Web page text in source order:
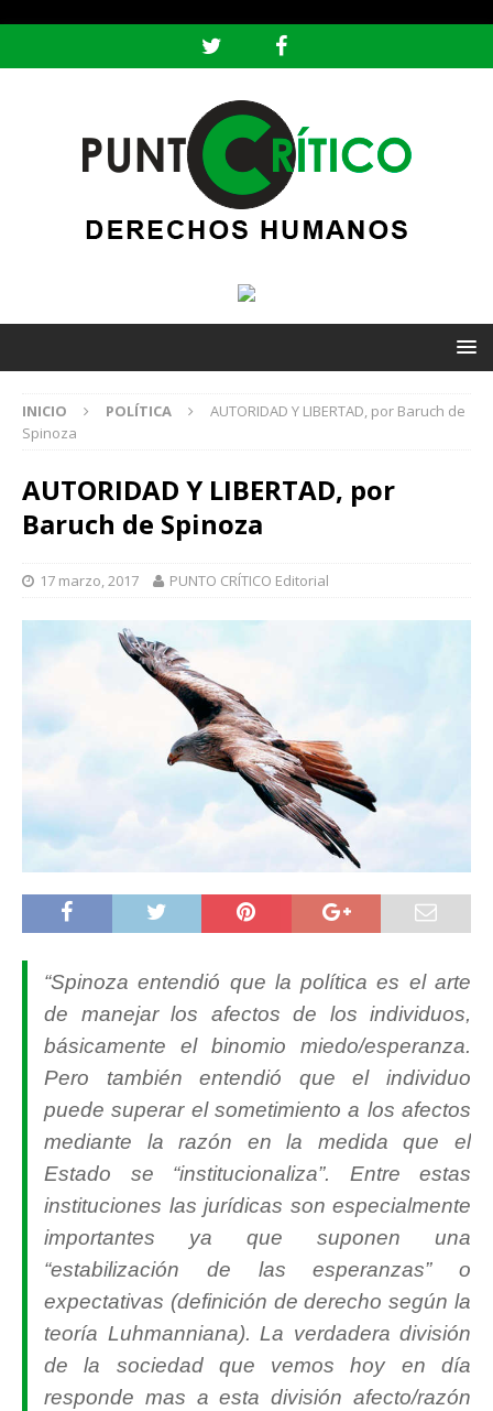
INICIO POLÍTICA
AUTORIDAD Y LIBERTAD, por Baruch de
Spinoza
AUTORIDAD Y LIBERTAD, por
Baruch de Spinoza
17 marzo, 2017 PUNTO CRÍTICO Editorial
“Spinoza entendió que la política es el arte
de manejar los afectos de los individuos,
básicamente el binomio miedo/esperanza.
Pero también entendió que el individuo
puede superar el sometimiento a los afectos
mediante la razón en la medida que el
Estado se “institucionaliza”. Entre estas
instituciones las jurídicas son especialmente
importantes ya que suponen una
“estabilización de las esperanzas” o
expectativas (definición de derecho según la
teoría Luhmanniana). La verdadera división
de la sociedad que vemos hoy en día
responde mas a esta división afecto/razón